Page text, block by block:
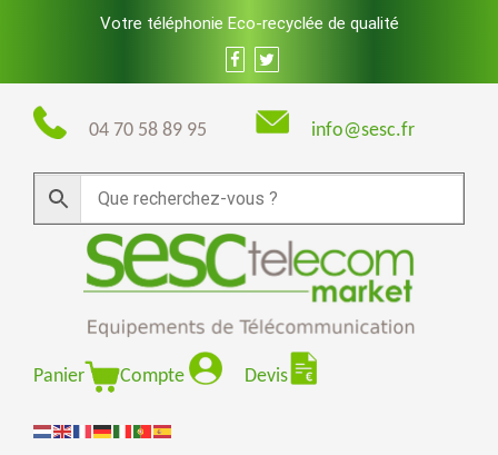
Votre téléphonie Eco-recyclée de qualité
04 70 58 89 95 info@sesc.fr
Panier Compte Devis